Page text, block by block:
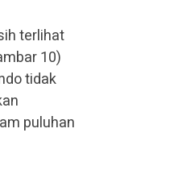
terlihat
10)
tidak
puluhan